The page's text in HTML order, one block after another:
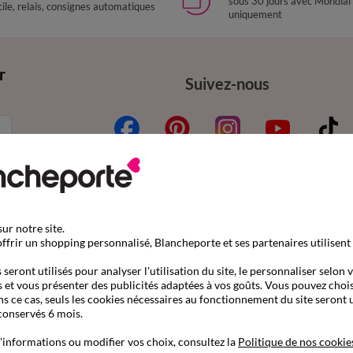
relais, consignes automatiques
uniquement
Suivez-nous
par référence catalogue
gratuits en Point Relais®
Questions fréquentes
Nos e-catalogues à
notre site.
un shopping personnalisé, Blancheporte et ses partenaires utilisent
seront utilisés pour analyser l'utilisation du site, le personnaliser selon
et vous présenter des publicités adaptées à vos goûts. Vous pouvez
ce cas, seuls les cookies nécessaires au fonctionnement du site seront
6 mois.
ou modifier vos choix, consultez la Politique de nos